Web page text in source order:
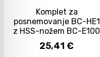
Komplet za
posnemovanje BC-HE1
z HSS-nožem BC-E100
25,41 €